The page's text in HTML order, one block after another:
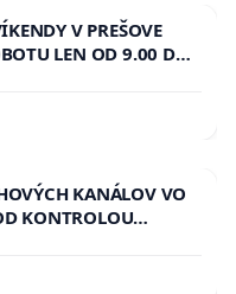
V PREŠOVE
LEN OD 9.00 DO
CIEĽ 8.00 – 18.00
STAVBY C-AREA NA
KANÁLOV VO
KONTROLOU
na riešenie
a odvodňovacích